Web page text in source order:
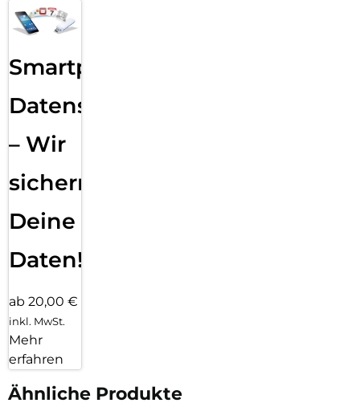
Smartphone
Datensicherung
– Wir
sichern
Deine
Daten!
ab 20,00 €
inkl. MwSt.
Mehr
erfahren
Ähnliche Produkte